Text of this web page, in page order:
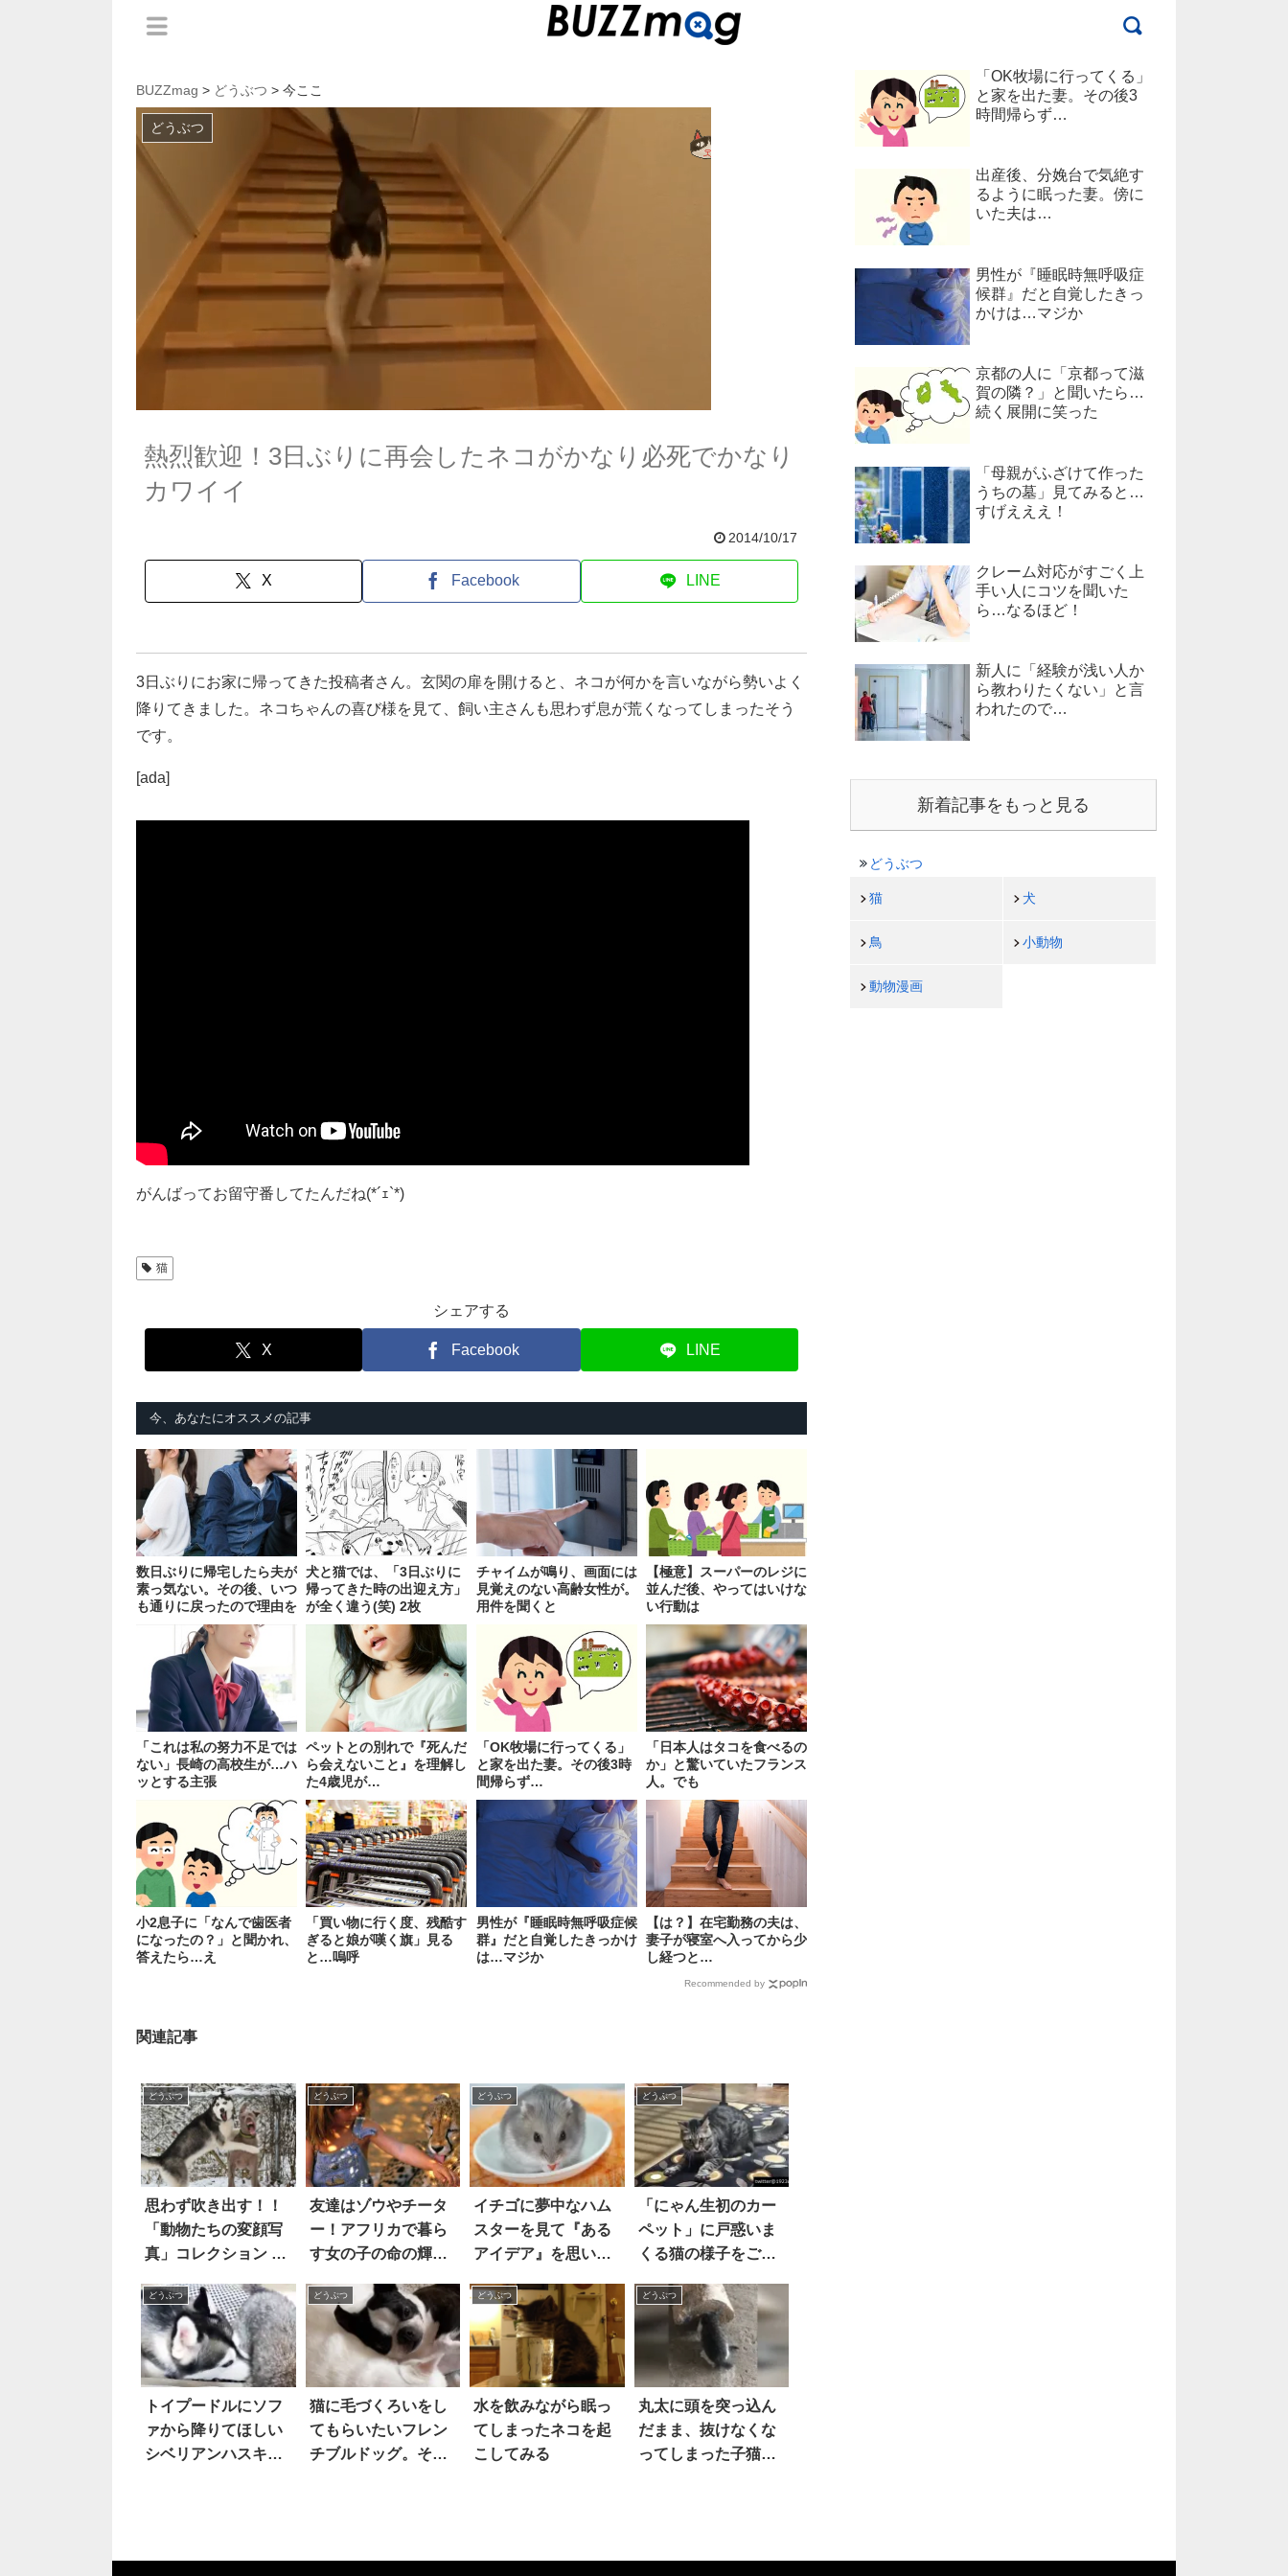
BUZZmag > どうぶつ > 今ここ
どうぶつ
熱烈歓迎！3日ぶりに再会したネコがかなり必死でかなり
カワイイ
2014/10/17
X Facebook LINE
3日ぶりにお家に帰ってきた投稿者さん。玄関の扉を開けると、ネコが何かを言いながら勢いよく
降りてきました。ネコちゃんの喜び様を見て、飼い主さんも思わず息が荒くなってしまったそう
です。
[ada]
がんばってお留守番してたんだね(*´ｪ`*)
猫
シェアする
X Facebook LINE
今、あなたにオススメの記事
数日ぶりに帰宅したら夫が
素っ気ない。その後、いつ
も通りに戻ったので理由を
聞くと？
犬と猫では、「3日ぶりに
帰ってきた時の出迎え方」
が全く違う(笑) 2枚
チャイムが鳴り、画面には
見覚えのない高齢女性が。
用件を聞くと
【極意】スーパーのレジに
並んだ後、やってはいけな
い行動は
「これは私の努力不足では
ない」長崎の高校生が…ハ
ッとする主張
ペットとの別れで『死んだ
ら会えないこと』を理解し
た4歳児が…
「OK牧場に行ってくる」
と家を出た妻。その後3時
間帰らず…
「日本人はタコを食べるの
か」と驚いていたフランス
人。でも
小2息子に「なんで歯医者
になったの？」と聞かれ、
答えたら…え
「買い物に行く度、残酷す
ぎると娘が嘆く旗」見る
と…嗚呼
男性が『睡眠時無呼吸症候
群』だと自覚したきっかけ
は…マジか
【は？】在宅勤務の夫は、
妻子が寝室へ入ってから少
し経つと…
Recommended by
関連記事
どうぶつ
思わず吹き出す！！
「動物たちの変顔写
真」コレクション 12
どうぶつ
友達はゾウやチータ
ー！アフリカで暮ら
す女の子の命の輝き
どうぶつ
イチゴに夢中なハム
スターを見て『ある
アイデア』を思いつ
て…カワイすぎる光
景が爆誕した！！
どうぶつ
「にゃん生初のカー
ペット」に戸惑いま
くる猫の様子をご覧
どうぶつ
トイプードルにソフ
ァから降りてほしい
シベリアンハスキ
どうぶつ
猫に毛づくろいをし
てもらいたいフレン
チブルドッグ。そこ
どうぶつ
水を飲みながら眠っ
てしまったネコを起
こしてみる
どうぶつ
丸太に頭を突っ込ん
だまま、抜けなくな
ってしまった子猫。
「OK牧場に行ってくる」
と家を出た妻。その後3
時間帰らず…
出産後、分娩台で気絶す
るように眠った妻。傍に
いた夫は…
男性が『睡眠時無呼吸症
候群』だと自覚したきっ
かけは…マジか
京都の人に「京都って滋
賀の隣？」と聞いたら…
続く展開に笑った
「母親がふざけて作った
うちの墓」見てみると…
すげえええ！
クレーム対応がすごく上
手い人にコツを聞いた
ら…なるほど！
新人に「経験が浅い人か
ら教わりたくない」と言
われたので…
新着記事をもっと見る
どうぶつ
猫 犬
鳥 小動物
動物漫画